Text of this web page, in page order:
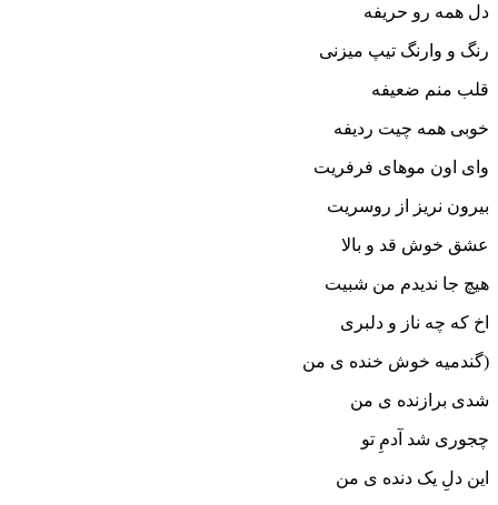
دل همه رو حریفه
رنگ و وارنگ تیپ میزنی
قلب منم ضعیفه
خوبی همه چیت ردیفه
وای اون موهای فرفریت
بیرون نریز از روسریت
عشق خوش قد و بالا
هیچ جا ندیدم من شبیت
اخ که چه ناز و دلبری
(گندمیه خوش خنده ی من
شدی برازنده ی من
چجوری شد آدمِ تو
این دلِ یک دنده ی من